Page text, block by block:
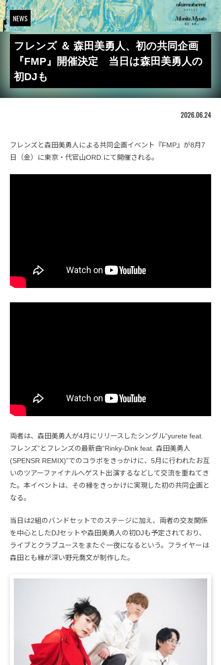
NEWS
フレンズ ＆ 森田美勇人、初の共同企画
『FMP』開催決定 当日は森田美勇人の
初DJも
2026.06.24
フレンズと森田美勇人による共同企画イベント『FMP』が8月7
日（金）に東京・代官山ORD.にて開催される。
両者は、森田美勇人が4月にリリースしたシングル“yurete feat.
フレンズ”とフレンズの最新曲“Rinky-Dink feat. 森田美勇人
(SPENSR REMIX)”でのコラボをきっかけに、5月に行われたお互
いのツアーファイナルへゲスト出演するなどして交流を重ねてき
た。本イベントは、その縁をきっかけに実現した初の共同企画と
なる。
当日は2組のバンドセットでのステージに加え、両者の交友関係
を中心としたDJセットや森田美勇人の初DJも予定されており、
ライブとクラブユースをまたぐ一夜になるという。フライヤーは
森田とも縁が深い野元喬文が制作した。